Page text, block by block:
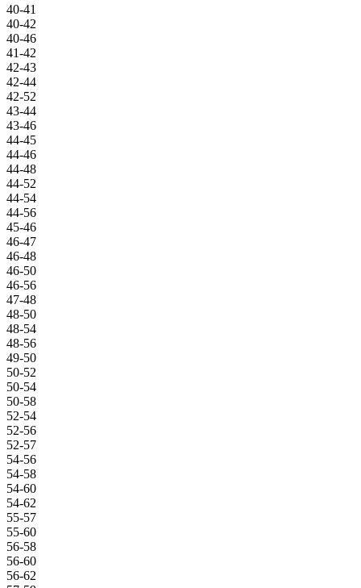
40-41
40-42
40-46
41-42
42-43
42-44
42-52
43-44
43-46
44-45
44-46
44-48
44-52
44-54
44-56
45-46
46-47
46-48
46-50
46-56
47-48
48-50
48-54
48-56
49-50
50-52
50-54
50-58
52-54
52-56
52-57
54-56
54-58
54-60
54-62
55-57
55-60
56-58
56-60
56-62